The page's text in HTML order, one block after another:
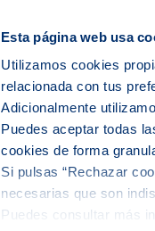
Esta página web usa
Utilizamos cookies
relacionada con tus
Adicionalmente
Puedes aceptar todas
cookies de forma
Si pulsas “Rechazar
necesarias que son
Puedes consultar más
Explora,